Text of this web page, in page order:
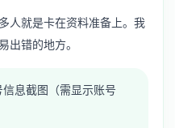
人就是卡在资料准备上。我
出错的地方。
息截图（需显示账号